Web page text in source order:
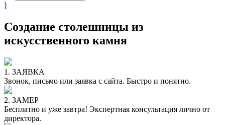
⟩
Создание столешницы из
искусственного камня
1. ЗАЯВКА
Звонок, письмо или заявка с сайта. Быстро и понятно.
2. ЗАМЕР
Бесплатно и уже завтра! Экспертная консультация лично от
директора.